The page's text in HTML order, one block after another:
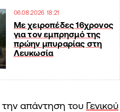
06.08.2026 18:21
Με χειροπέδες 16χρονος
για τον εμπρησμό της
πρώην μπυραρίας στη
Λευκωσία
απάντηση του Γενικού